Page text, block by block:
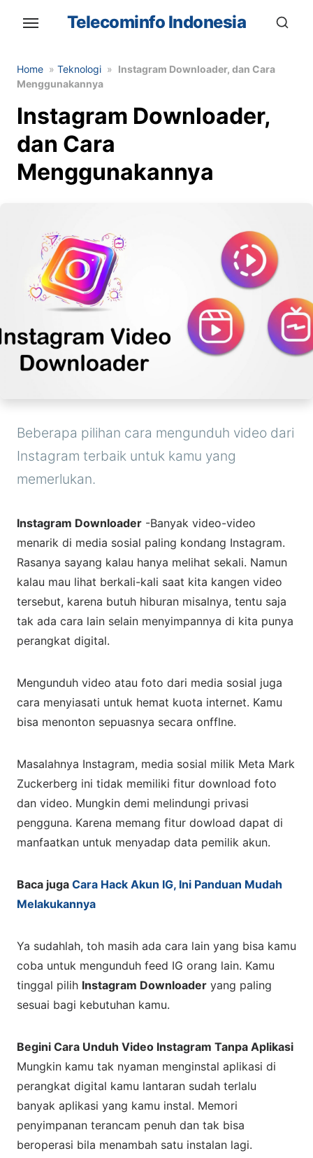
content
Telecominfo Indonesia
Home » Teknologi » Instagram Downloader, dan Cara
Menggunakannya
Instagram Downloader,
dan Cara
Menggunakannya
Beberapa pilihan cara mengunduh video dari
Instagram terbaik untuk kamu yang
memerlukan.
Instagram Downloader -Banyak video-video
menarik di media sosial paling kondang Instagram.
Rasanya sayang kalau hanya melihat sekali. Namun
kalau mau lihat berkali-kali saat kita kangen video
tersebut, karena butuh hiburan misalnya, tentu saja
tak ada cara lain selain menyimpannya di kita punya
perangkat digital.
Mengunduh video atau foto dari media sosial juga
cara menyiasati untuk hemat kuota internet. Kamu
bisa menonton sepuasnya secara onfflne.
Masalahnya Instagram, media sosial milik Meta Mark
Zuckerberg ini tidak memiliki fitur download foto
dan video. Mungkin demi melindungi privasi
pengguna. Karena memang fitur dowload dapat di
manfaatkan untuk menyadap data pemilik akun.
Baca juga Cara Hack Akun IG, Ini Panduan Mudah
Melakukannya
Ya sudahlah, toh masih ada cara lain yang bisa kamu
coba untuk mengunduh feed IG orang lain. Kamu
tinggal pilih Instagram Downloader yang paling
sesuai bagi kebutuhan kamu.
Begini Cara Unduh Video Instagram Tanpa Aplikasi
Mungkin kamu tak nyaman menginstal aplikasi di
perangkat digital kamu lantaran sudah terlalu
banyak aplikasi yang kamu instal. Memori
penyimpanan terancam penuh dan tak bisa
beroperasi bila menambah satu instalan lagi.